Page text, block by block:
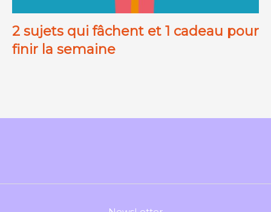
2 sujets qui fâchent et 1 cadeau pour
finir la semaine